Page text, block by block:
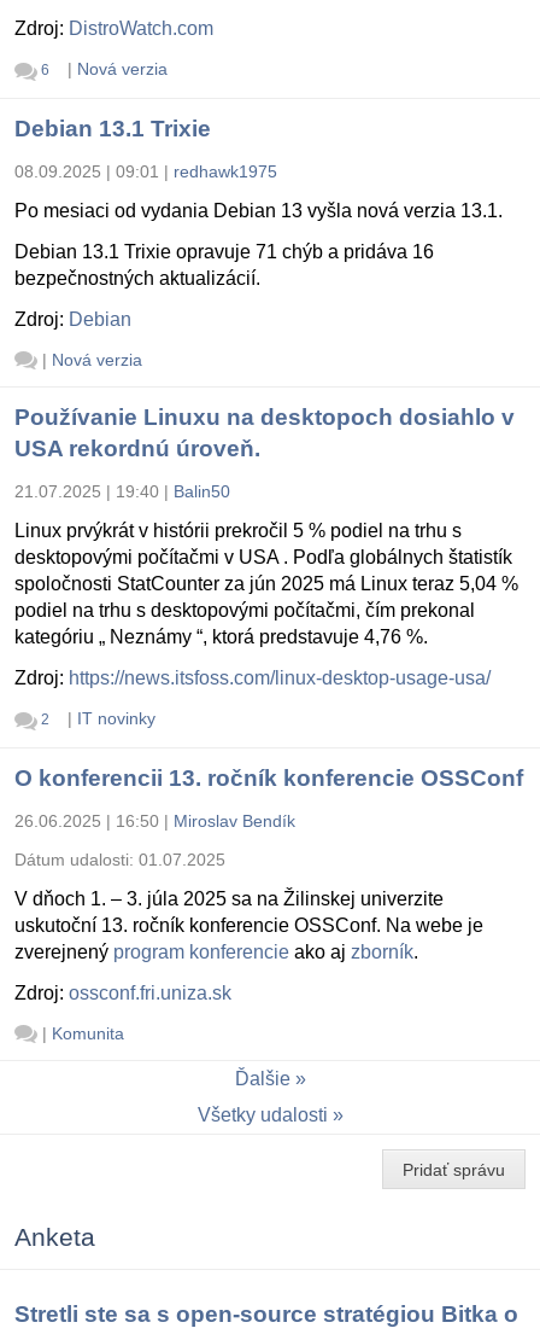
Zdroj: DistroWatch.com
6 | Nová verzia
Debian 13.1 Trixie
08.09.2025 | 09:01 | redhawk1975
Po mesiaci od vydania Debian 13 vyšla nová verzia 13.1.
Debian 13.1 Trixie opravuje 71 chýb a pridáva 16
bezpečnostných aktualizácií.
Zdroj: Debian
| Nová verzia
Používanie Linuxu na desktopoch dosiahlo v
USA rekordnú úroveň.
21.07.2025 | 19:40 | Balin50
Linux prvýkrát v histórii prekročil 5 % podiel na trhu s
desktopovými počítačmi v USA . Podľa globálnych štatistík
spoločnosti StatCounter za jún 2025 má Linux teraz 5,04 %
podiel na trhu s desktopovými počítačmi, čím prekonal
kategóriu „ Neznámy “, ktorá predstavuje 4,76 %.
Zdroj: https://news.itsfoss.com/linux-desktop-usage-usa/
2 | IT novinky
O konferencii 13. ročník konferencie OSSConf
26.06.2025 | 16:50 | Miroslav Bendík
Dátum udalosti: 01.07.2025
V dňoch 1. – 3. júla 2025 sa na Žilinskej univerzite
uskutoční 13. ročník konferencie OSSConf. Na webe je
zverejnený program konferencie ako aj zborník.
Zdroj: ossconf.fri.uniza.sk
| Komunita
Ďalšie
Všetky udalosti
Pridať správu
Anketa
Stretli ste sa s open-source stratégiou Bitka o